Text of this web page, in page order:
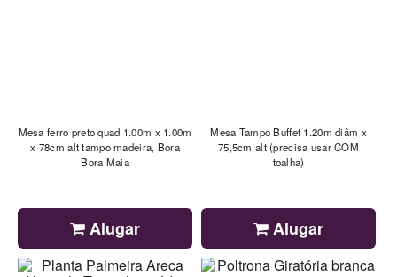
Mesa ferro preto quad 1.00m x 1.00m
x 78cm alt tampo madeira, Bora
Bora Maia
Alugar
Mesa Tampo Buffet 1.20m diâm x
75,5cm alt (precisa usar COM
toalha)
Alugar